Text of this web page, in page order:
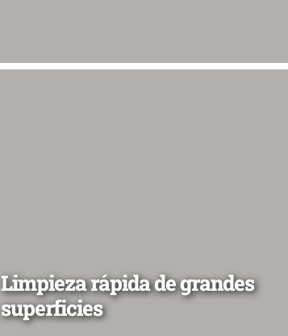
Limpieza rápida de grandes
superficies